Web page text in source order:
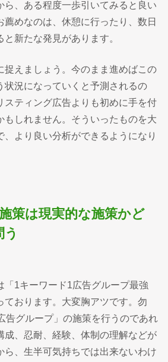
ら、ある程度一歩引いてみると良い
薦めなのは、休憩に行ったり、数日
新たな発見があります。
捉えましょう。今のまま進めばこの
状況になっていくと予測されるの
スティング広告よりも初めに手を付
もしれません。そういったものを大
、より良い分析ができるようになり
策は現実的な施策かど
「1キーワード1広告グループ最強
ております。大変胸アツです。勿
告グループ」の施策を行うのであれ
成、忍耐、経験、体制の理解などが
ら、生半可気持ちでは出来ないわけ